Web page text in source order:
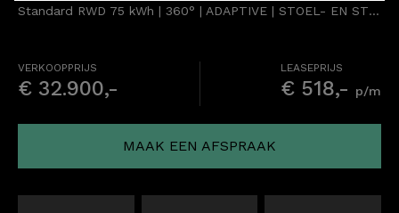
Standard RWD 75 kWh | 360° | ADAPTIVE | STOEL- EN STUURVERW.
VERKOOPPRIJS
€ 32.900,-
LEASEPRIJS
€ 518,- p/m
MAAK EEN AFSPRAAK